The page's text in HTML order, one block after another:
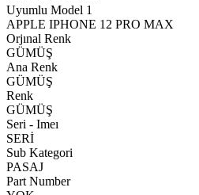
Uyumlu Model 1
APPLE IPHONE 12 PRO MAX
Orjınal Renk
GÜMÜŞ
Ana Renk
GÜMÜŞ
Renk
GÜMÜŞ
Seri - Imeı
SERİ
Sub Kategori
PASAJ
Part Number